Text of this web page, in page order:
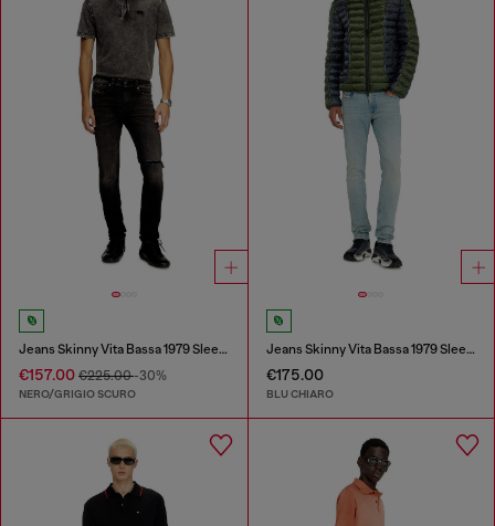
Jeans Skinny Vita Bassa 1979 Sleenker
€157.00 €225.00-30%
NERO/GRIGIO SCURO
Jeans Skinny Vita Bassa 1979 Sleenker
€175.00
BLU CHIARO